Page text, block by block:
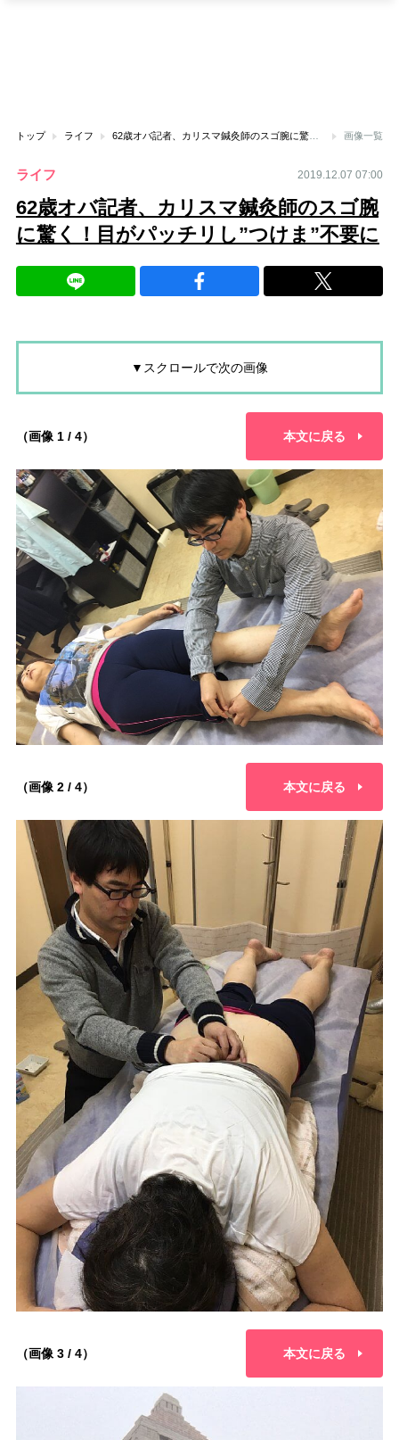
トップ ライフ 62歳オバ記者、カリスマ鍼灸師のスゴ腕に驚く！目がパッチリし”つけま”不要に 画像一覧
ライフ 2019.12.07 07:00
62歳オバ記者、カリスマ鍼灸師のスゴ腕
に驚く！目がパッチリし”つけま”不要に
▼スクロールで次の画像
（画像 1 / 4） 本文に戻る
（画像 2 / 4） 本文に戻る
（画像 3 / 4） 本文に戻る